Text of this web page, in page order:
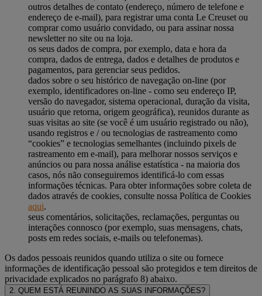
outros detalhes de contato (endereço, número de telefone e
endereço de e-mail), para registrar uma conta Le Creuset ou
comprar como usuário convidado, ou para assinar nossa
newsletter no site ou na loja.
os seus dados de compra, por exemplo, data e hora da
compra, dados de entrega, dados e detalhes de produtos e
pagamentos, para gerenciar seus pedidos.
dados sobre o seu histórico de navegação on-line (por
exemplo, identificadores on-line - como seu endereço IP,
versão do navegador, sistema operacional, duração da visita,
usuário que retorna, origem geográfica), reunidos durante as
suas visitas ao site (se você é um usuário registrado ou não),
usando registros e / ou tecnologias de rastreamento como
“cookies” e tecnologias semelhantes (incluindo pixels de
rastreamento em e-mail), para melhorar nossos serviços e
anúncios ou para nossa análise estatística - na maioria dos
casos, nós não conseguiremos identificá-lo com essas
informações técnicas. Para obter informações sobre coleta de
dados através de cookies, consulte nossa Política de Cookies
aqui.
seus comentários, solicitações, reclamações, perguntas ou
interações connosco (por exemplo, suas mensagens, chats,
posts em redes sociais, e-mails ou telefonemas).
Os dados pessoais reunidos quando utiliza o site ou fornece
informações de identificação pessoal são protegidos e tem direitos de
privacidade explicados no parágrafo 8) abaixo.
2. QUEM ESTÁ REUNINDO AS SUAS INFORMAÇÕES?